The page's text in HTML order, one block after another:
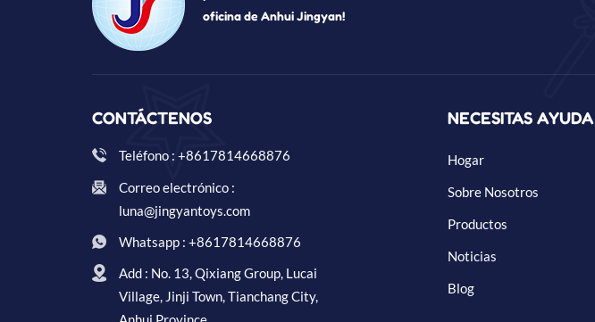
oficina de Anhui Jingyan!
CONTÁCTENOS
Teléfono : +8617814668876
Correo electrónico :
luna@jingyantoys.com
Whatsapp : +8617814668876
Add : No. 13, Qixiang Group, Lucai
Village, Jinji Town, Tianchang City,
NECESITAS AYUDA
Hogar
Sobre Nosotros
Productos
Noticias
Blog